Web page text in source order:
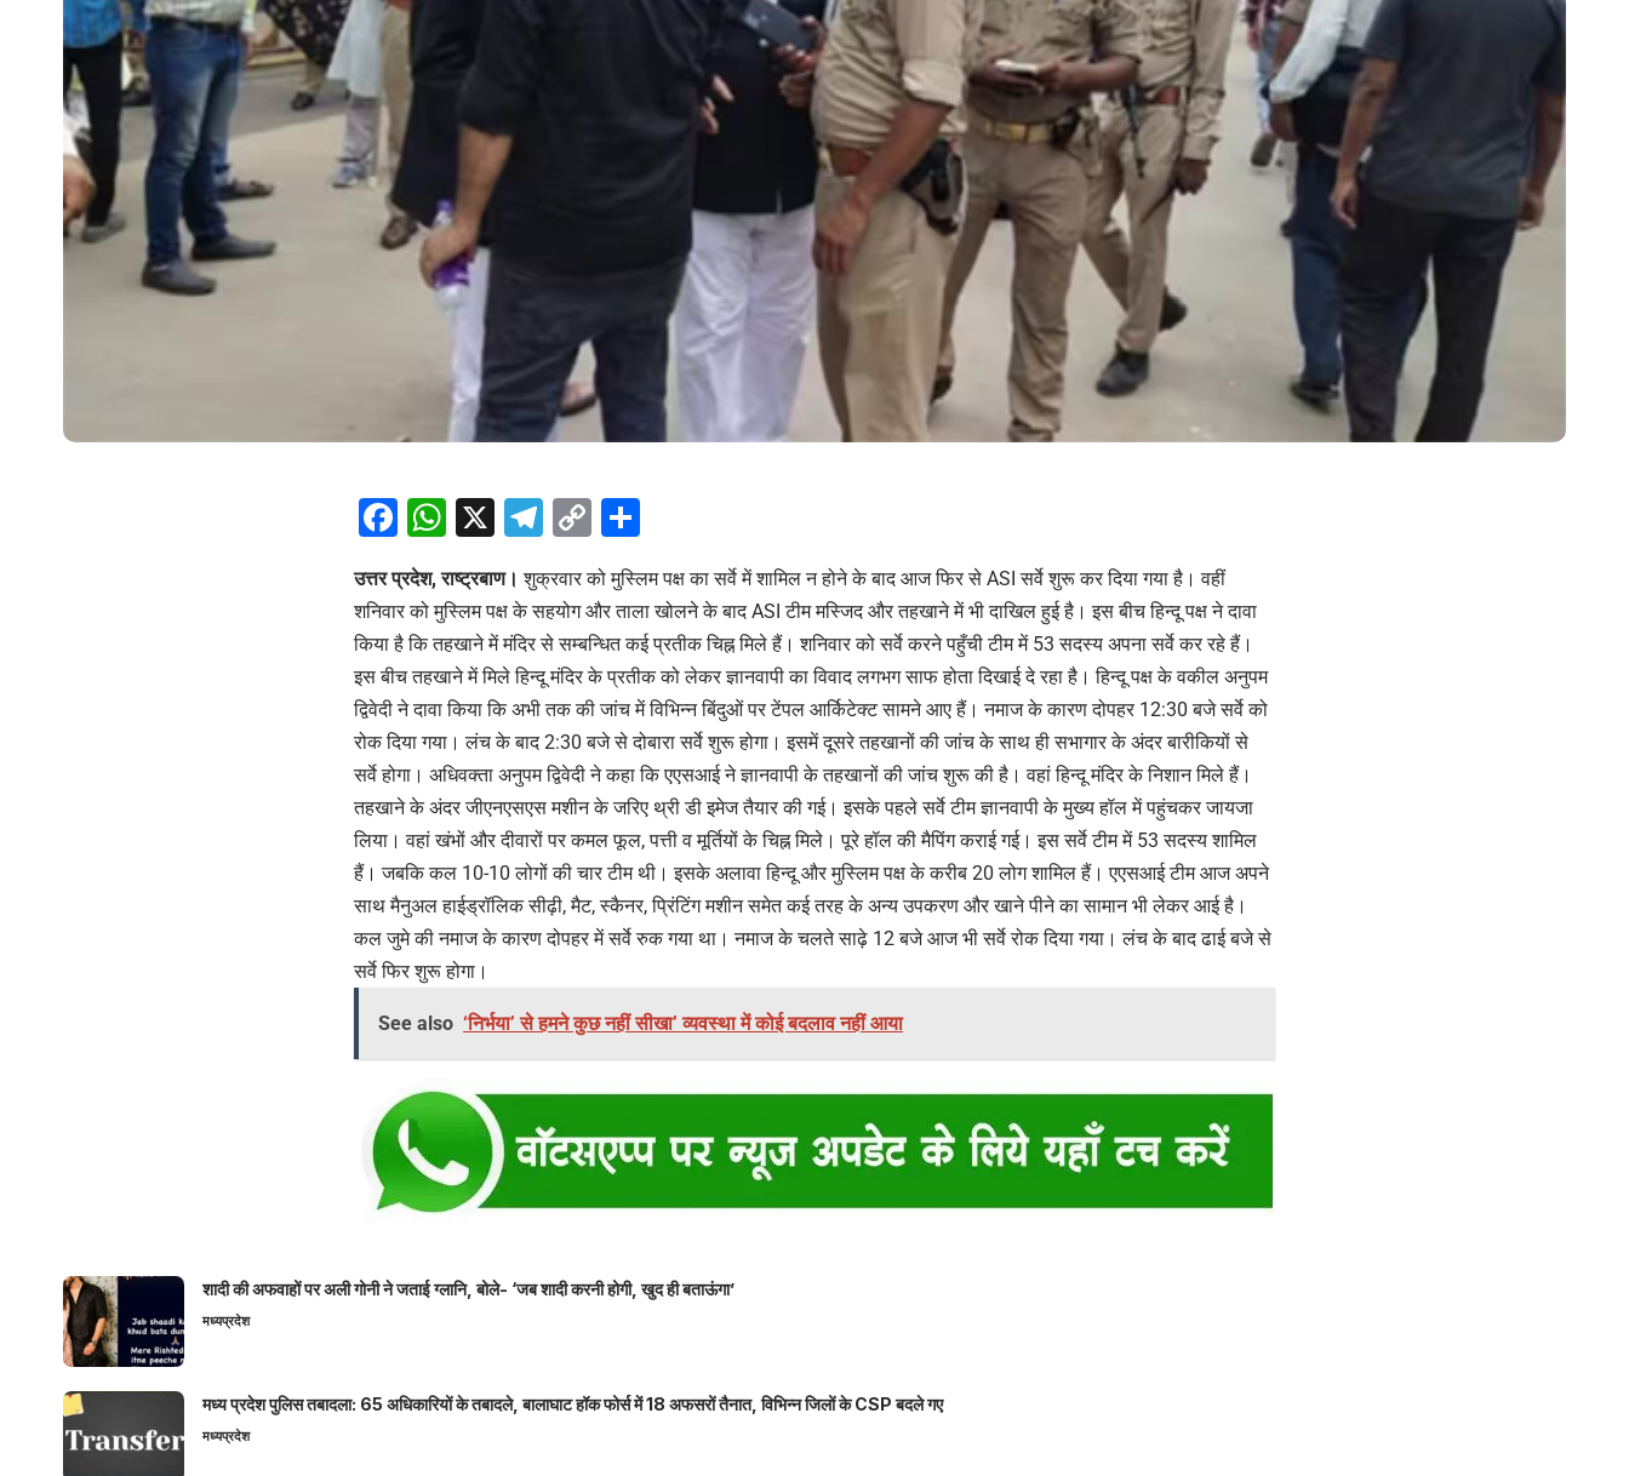
Facebook
WhatsApp
X Telegram
Copy
Link
उत्तर प्रदेश, राष्ट्रबाण। शुक्रवार को मुस्लिम पक्ष का सर्वे में शामिल न होने के बाद आज फिर से ASI सर्वे शुरू कर दिया गया है। वहीं
शनिवार को मुस्लिम पक्ष के सहयोग और ताला खोलने के बाद ASI टीम मस्जिद और तहखाने में भी दाखिल हुई है। इस बीच हिन्‍दू पक्ष ने दावा
किया है कि तहखाने में मंदिर से सम्‍बन्धित कई प्रतीक चिह्न मिले हैं। शनिवार को सर्वे करने पहुँची टीम में 53 सदस्य अपना सर्वे कर रहे हैं।
इस बीच तहखाने में मिले हिन्दू मंदिर के प्रतीक को लेकर ज्ञानवापी का विवाद लगभग साफ होता दिखाई दे रहा है। हिन्‍दू पक्ष के वकील अनुपम
द्विवेदी ने दावा किया कि अभी तक की जांच में विभिन्न बिंदुओं पर टेंपल आर्किटेक्ट सामने आए हैं। नमाज के कारण दोपहर 12:30 बजे सर्वे को
रोक दिया गया। लंच के बाद 2:30 बजे से दोबारा सर्वे शुरू होगा। इसमें दूसरे तहखानों की जांच के साथ ही सभागार के अंदर बारीकियों से
सर्वे होगा। अधिवक्‍ता अनुपम द्विवेदी ने कहा कि एएसआई ने ज्ञानवापी के तहखानों की जांच शुरू की है। वहां हिन्दू मंदिर के निशान मिले हैं।
तहखाने के अंदर जीएनएसएस मशीन के जरिए थ्री डी इमेज तैयार की गई। इसके पहले सर्वे टीम ज्ञानवापी के मुख्य हॉल में पहुंचकर जायजा
लिया। वहां खंभों और दीवारों पर कमल फूल, पत्ती व मूर्तियों के चिह्न मिले। पूरे हॉल की मैपिंग कराई गई। इस सर्वे टीम में 53 सदस्य शामिल
हैं। जबकि कल 10-10 लोगों की चार टीम थी। इसके अलावा हिन्दू और मुस्लिम पक्ष के करीब 20 लोग शामिल हैं। एएसआई टीम आज अपने
साथ मैनुअल हाईड्रॉलिक सीढ़ी, मैट, स्कैनर, प्रिंटिंग मशीन समेत कई तरह के अन्य उपकरण और खाने पीने का सामान भी लेकर आई है।
कल जुमे की नमाज के कारण दोपहर में सर्वे रुक गया था। नमाज के चलते साढ़े 12 बजे आज भी सर्वे रोक दिया गया। लंच के बाद ढाई बजे से
सर्वे फिर शुरू होगा।
See also ‘निर्भया’ से हमने कुछ नहीं सीखा’ व्यवस्था में कोई बदलाव नहीं आया
शादी की अफवाहों पर अली गोनी ने जताई ग्लानि, बोले- ‘जब शादी करनी होगी, खुद ही बताऊंगा’
मध्यप्रदेश
मध्य प्रदेश पुलिस तबादला: 65 अधिकारियों के तबादले, बालाघाट हॉक फोर्स में 18 अफसरों तैनात, विभिन्न जिलों के CSP बदले गए
मध्यप्रदेश